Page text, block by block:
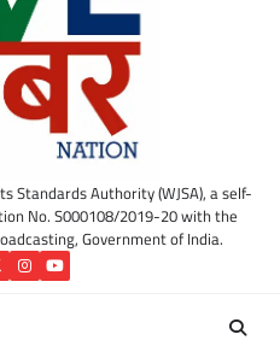
Standards Authority (WJSA), a self-
No. S000108/2019-20 with the
Government of India.
Instagram
YouTube